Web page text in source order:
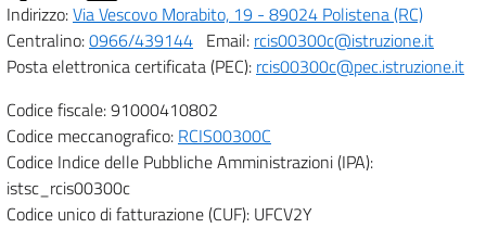
Indirizzo:Via Vescovo Morabito, 19 - 89024 Polistena (RC)
Centralino:0966/439144 Email: rcis00300c@istruzione.it
Posta elettronica certificata (PEC): rcis00300c@pec.istruzione.it
Codice fiscale: 91000410802
Codice meccanografico: RCIS00300C
Codice Indice delle Pubbliche Amministrazioni (IPA):
istsc_rcis00300c
Codice unico di fatturazione (CUF): UFCV2Y